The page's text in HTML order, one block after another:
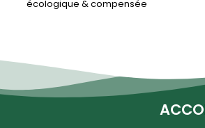
écologique & compensée